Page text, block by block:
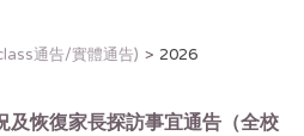
n
通告/實體通告) 2026
恢復家長探訪事宜通告（全校